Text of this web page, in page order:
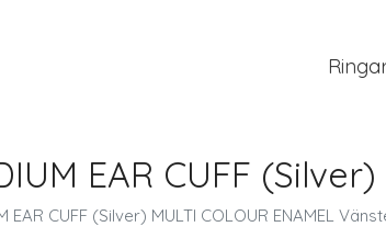
EAR CUFF
EAR CUFF (Silver) MULTI COLOUR ENAMEL